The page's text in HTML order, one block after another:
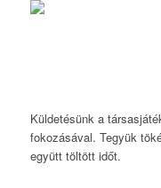
Küldetésünk a
fokozásával. Tegyük
együtt töltött időt.